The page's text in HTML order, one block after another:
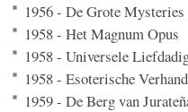
1956 - De Grote Mysteries
1958 - Het Magnum Opus
1958 - Universele
1958 - Esoterische
1959 - De Berg van